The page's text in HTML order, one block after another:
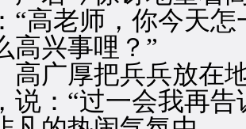
“高老师，你今天
高兴事哩？”
厚把兵兵放在地
说：“过一会我再